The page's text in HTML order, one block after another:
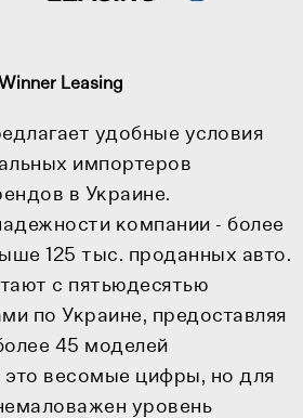
Winner Leasing
удобные условия
импортеров
в Украине.
компании - более
125 тыс. проданных авто.
с пятьюдесятью
по Украине, предоставляя
45 моделей
это весомые цифры, но для
уровень